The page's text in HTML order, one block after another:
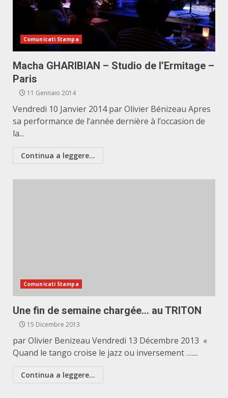
Comunicati Stampa
Macha GHARIBIAN – Studio de l’Ermitage –
Paris
11 Gennaio 2014
Vendredi 10 Janvier 2014 par Olivier Bénizeau Apres
sa performance de l’année dernière à l’occasion de
la...
Continua a leggere...
Comunicati Stampa
Une fin de semaine chargée… au TRITON
15 Dicembre 2013
par Olivier Benizeau Vendredi 13 Décembre 2013 «
Quand le tango croise le jazz ou inversement …....
Continua a leggere...